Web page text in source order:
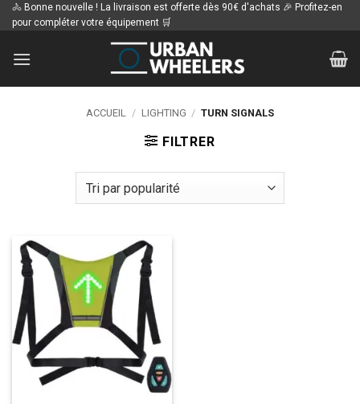
Passer
au
🚴 Bonne nouvelle ! La livraison est offerte dès 90€ d'achats 🎉 Profitez-en
pour compléter votre équipement 🛒
ACCUEIL / LIGHTING / TURN SIGNALS
FILTRER